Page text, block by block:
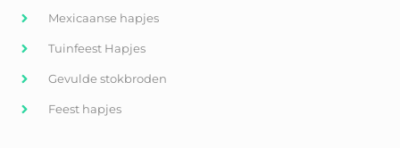
Mexicaanse hapjes
Tuinfeest Hapjes
Gevulde stokbroden
Feest hapjes